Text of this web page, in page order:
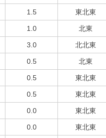
1.5 東北東
1.0 北東
3.0 北北東
0.5 北東
0.5 東北東
0.5 東北東
0.0 東北東
0.0 東北東